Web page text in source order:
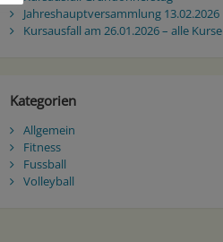
Jahreshauptversammlung 13.02.2026
Kursausfall am 26.01.2026 – alle Kurse
Kategorien
Allgemein
Fitness
Fussball
Volleyball